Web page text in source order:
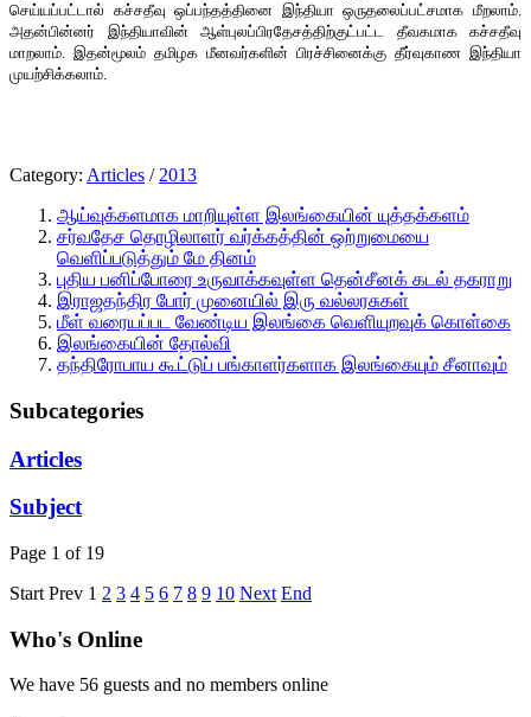
செய்யப்பட்டால் கச்சதீவு ஒப்பந்தத்தினை இந்தியா ஒருதலைப்பட்சமாக மீறலாம்.
அதன்பின்னர் இந்தியாவின் ஆள்புலப்பிரதேசத்திற்குட்பட்ட தீவகமாக கச்சதீவு
மாறலாம். இதன்மூலம் தமிழக மீனவர்களின் பிரச்சினைக்கு தீர்வுகாண இந்தியா
முயற்சிக்கலாம்.
Category: Articles / 2013
ஆய்வுக்களமாக மாறியுள்ள இலங்கையின் யுத்தக்களம்
சர்வதேச தொழிலாளர் வர்க்கத்தின் ஒற்றுமையை
வெளிப்படுத்தும் மே தினம்
புதிய பனிப்போரை உருவாக்கவுள்ள தென்சீனக் கடல் தகராறு
இராஜதந்திர போர் முனையில் இரு வல்லரசுகள்
மீள் வரையப்பட வேண்டிய இலங்கை வெளியுறவுக் கொள்கை
இலங்கையின் தோல்வி
தந்திரோபாய கூட்டுப் பங்காளர்களாக இலங்கையும் சீனாவும்
Subcategories
Articles
Subject
Page 1 of 19
Start Prev 1 2 3 4 5 6 7 8 9 10 Next End
Who's Online
We have 56 guests and no members online